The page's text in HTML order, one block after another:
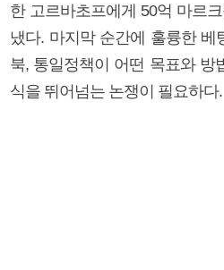
한 고르바초프에게 50억 마르
냈다. 마지막 순간에 훌륭한 베
북, 통일정책이 어떤 목표와 방
식을 뛰어넘는 논쟁이 필요하다.